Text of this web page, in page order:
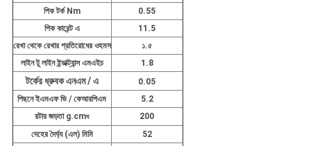
পিক টর্ক Nm
0.55
পিক কারেন্ট এ
11.5
রেখা থেকে রেখার প্রতিরোধের ওহমস
১.৫
লাইন টু লাইন ইন্ডাক্ট্যান্স এমএইচ
1.8
টর্কের ধ্রুবক এনএম / এ
0.05
পিছনে ইএমএফ ভি / কেআরপিএম
5.2
রটার জড়তা g.cmঘ
200
দেহের দৈর্ঘ্য (এল) মিমি
52